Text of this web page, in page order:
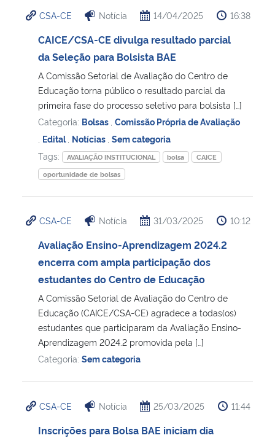
CSA-CE Notícia 14/04/2025 16:38
CAICE/CSA-CE divulga resultado parcial
da Seleção para Bolsista BAE
A Comissão Setorial de Avaliação do Centro de
Educação torna público o resultado parcial da
primeira fase do processo seletivo para bolsista […]
Categoria: Bolsas Comissão Própria de Avaliação
Edital Notícias Sem categoria
Tags:
AVALIAÇÃO INSTITUCIONAL bolsa
CAICE
oportunidade de bolsas
CSA-CE Notícia 31/03/2025 10:12
Avaliação Ensino-Aprendizagem 2024.2
encerra com ampla participação dos
estudantes do Centro de Educação
A Comissão Setorial de Avaliação do Centro de
Educação (CAICE/CSA-CE) agradece a todas(os)
estudantes que participaram da Avaliação Ensino-
Aprendizagem 2024.2 promovida pela […]
Categoria: Sem categoria
CSA-CE Notícia 25/03/2025 11:44
Inscrições para Bolsa BAE iniciam dia